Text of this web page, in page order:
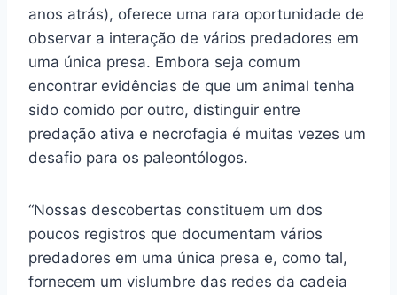
anos atrás), oferece uma rara oportunidade de
observar a interação de vários predadores em
uma única presa. Embora seja comum
encontrar evidências de que um animal tenha
sido comido por outro, distinguir entre
predação ativa e necrofagia é muitas vezes um
desafio para os paleontólogos.
“Nossas descobertas constituem um dos
poucos registros que documentam vários
predadores em uma única presa e, como tal,
fornecem um vislumbre das redes da cadeia